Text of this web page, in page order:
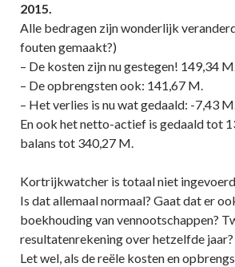
2015.
Alle bedragen zijn wonderlijk
fouten gemaakt?)
– De kosten zijn nu gestegen! 149,34
– De opbrengsten ook: 141,67 M.
– Het verlies is nu wat gedaald: -7,43
En ook het netto-actief is gedaald tot
balans tot 340,27 M.
Kortrijkwatcher is totaal niet
Is dat allemaal normaal? Gaat dat er
boekhouding van vennootschappen?
resultatenrekening over hetzelfde jaar?
Let wel, als de reële kosten en